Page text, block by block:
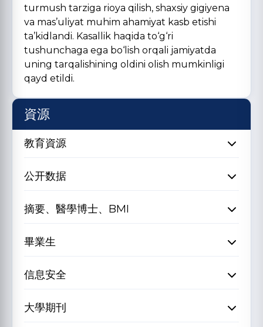
turmush tarziga rioya qilish, shaxsiy gigiyena
va mas’uliyat muhim ahamiyat kasb etishi
ta’kidlandi. Kasallik haqida to‘g‘ri
tushunchaga ega bo‘lish orqali jamiyatda
uning tarqalishining oldini olish mumkinligi
qayd etildi.
資源
教育資源
公开数据
摘要、醫學博士、BMI
畢業生
信息安全
大學期刊